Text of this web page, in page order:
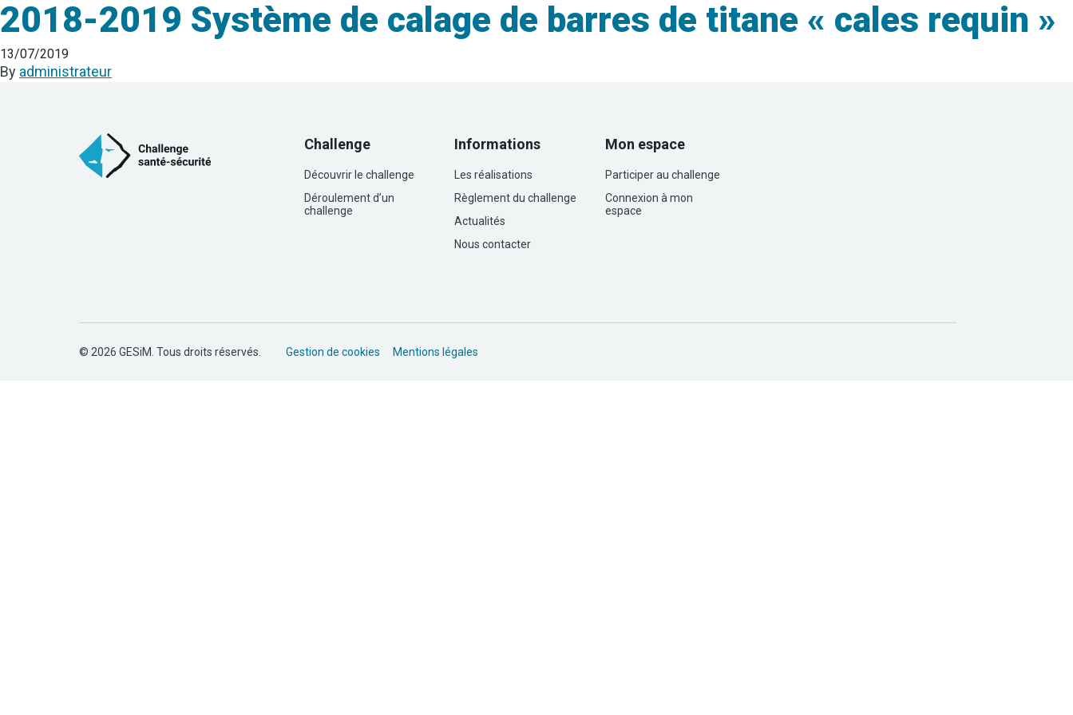
2018-2019 Système de calage de barres de titane « cales requin »
13/07/2019
By administrateur
Challenge
Découvrir le challenge
Déroulement d’un
challenge
Informations
Les réalisations
Règlement du challenge
Actualités
Nous contacter
Mon espace
Participer au challenge
Connexion à mon
espace
© 2026 GESiM. Tous droits réservés. Gestion de cookies Mentions légales